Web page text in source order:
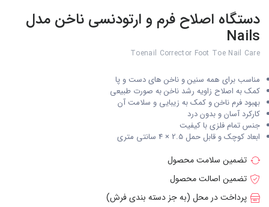
دستگاه اصلاح فرم و ارتودنسی ناخن مدل
Nails
Toenail Corrector Foot Toe Nail Care
مناسب برای همه سنین و ناخن های دست و پا
کمک به اصلاح زاویه رشد ناخن به صورت طبیعی
بهبود فرم ناخن و کمک به زیبایی و سلامت آن
کارکرد آسان و بدون درد
جنس تمام فلزی با کیفیت
ابعاد کوچک و قابل حمل 2.5 × 4 سانتی متری
تضمین سلامت محصول
تضمین اصالت محصول
پرداخت در محل (به جز دسته بندی فرش)